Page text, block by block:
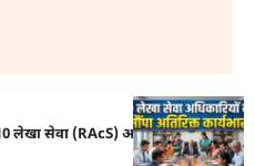
लेखा सेवा (RAcS) अधिकारियों को